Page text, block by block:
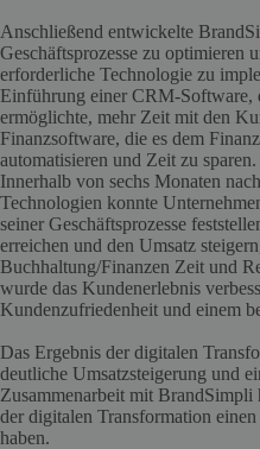
Anschließend entwickelte
Geschäftsprozesse zu optimieren
erforderliche Technologie zu
Einführung einer CRM-Software,
ermöglichte, mehr Zeit mit den
Finanzsoftware, die es dem
automatisieren und Zeit zu sparen.
Innerhalb von sechs Monaten
Technologien konnte
seiner Geschäftsprozesse
erreichen und den Umsatz
Buchhaltung/Finanzen Zeit und
wurde das Kundenerlebnis
Kundenzufriedenheit und einem
Das Ergebnis der digitalen
deutliche Umsatzsteigerung und
Zusammenarbeit mit
der digitalen Transformation
haben.